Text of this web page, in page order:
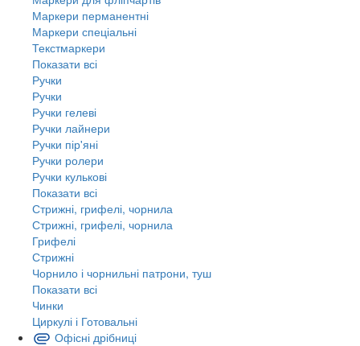
Маркери перманентні
Маркери спеціальні
Текстмаркери
Показати всі
Ручки
Ручки
Ручки гелеві
Ручки лайнери
Ручки пір'яні
Ручки ролери
Ручки кулькові
Показати всі
Стрижні, грифелі, чорнила
Стрижні, грифелі, чорнила
Грифелі
Стрижні
Чорнило і чорнильні патрони, туш
Показати всі
Чинки
Циркулі і Готовальні
Офісні дрібниці